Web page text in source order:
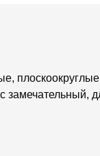
замечательный,